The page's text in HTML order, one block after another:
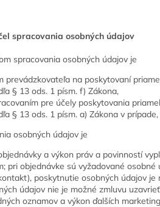
spracovania osobných údajov
spracovania osobných údajov je
prevádzkovateľa na poskytovaní
§ 13 ods. 1 písm. f) Zákona,
pre účely poskytovania
§ 13 ods. 1 písm. a) Zákona v
osobných údajov je
a výkon práv a povinností
pri objednávke sú vyžadované
poskytnutie osobných údajov
údajov nie je možné zmluvu
oznamov a výkon ďalších